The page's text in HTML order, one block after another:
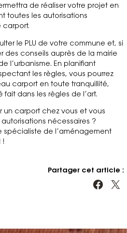
de réaliser votre projet en
toutes les autorisations
carport.
le PLU de votre commune et, si
des conseils auprès de la mairie
l’urbanisme. En planifiant
les règles, vous pourrez
carport en toute tranquillité,
dans les règles de l’art.
un carport chez vous et vous
nécessaires ?
spécialiste de l’aménagement
!
Partager cet article :
Partager sur Facebook Partager sur X